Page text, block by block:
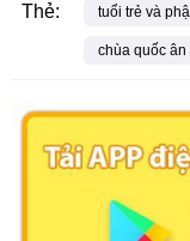
Thẻ: tuổi trẻ và
chùa quốc